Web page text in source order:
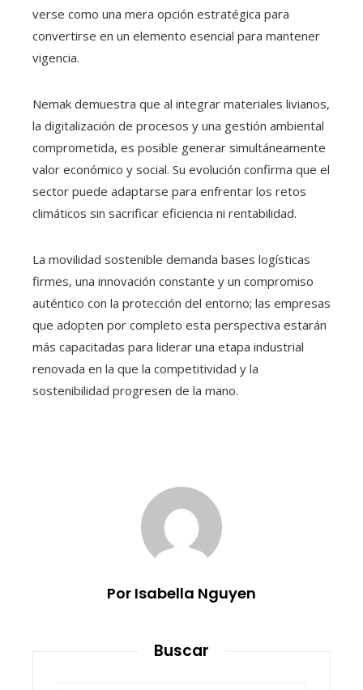
verse como una mera opción estratégica para
convertirse en un elemento esencial para mantener
vigencia.
Nemak demuestra que al integrar materiales livianos,
la digitalización de procesos y una gestión ambiental
comprometida, es posible generar simultáneamente
valor económico y social. Su evolución confirma que el
sector puede adaptarse para enfrentar los retos
climáticos sin sacrificar eficiencia ni rentabilidad.
La movilidad sostenible demanda bases logísticas
firmes, una innovación constante y un compromiso
auténtico con la protección del entorno; las empresas
que adopten por completo esta perspectiva estarán
más capacitadas para liderar una etapa industrial
renovada en la que la competitividad y la
sostenibilidad progresen de la mano.
Por Isabella Nguyen
Buscar